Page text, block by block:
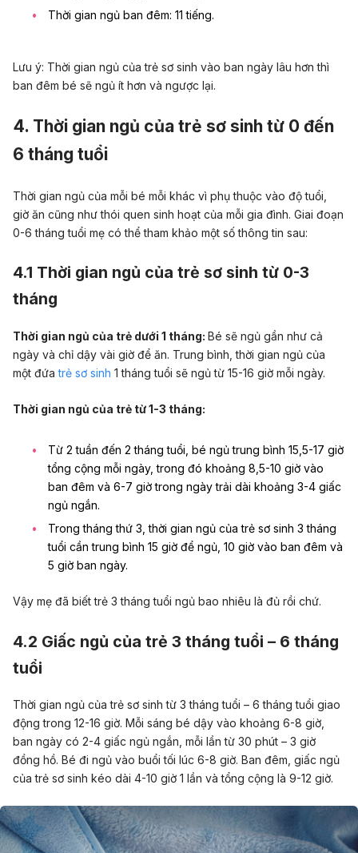
Thời gian ngủ ban đêm: 11 tiếng.
Lưu ý: Thời gian ngủ của trẻ sơ sinh vào ban ngày lâu hơn thì
ban đêm bé sẽ ngủ ít hơn và ngược lại.
4. Thời gian ngủ của trẻ sơ sinh từ 0 đến
6 tháng tuổi
Thời gian ngủ của mỗi bé mỗi khác vì phụ thuộc vào độ tuổi,
giờ ăn cũng như thói quen sinh hoạt của mỗi gia đình. Giai đoạn
0-6 tháng tuổi mẹ có thể tham khảo một số thông tin sau:
4.1 Thời gian ngủ của trẻ sơ sinh từ 0-3
tháng
Thời gian ngủ của trẻ dưới 1 tháng: Bé sẽ ngủ gần như cả
ngày và chỉ dậy vài giờ để ăn. Trung bình, thời gian ngủ của
một đứatrẻ sơ sinh 1 tháng tuổi sẽ ngủ từ 15-16 giờ mỗi ngày.
Thời gian ngủ của trẻ từ 1-3 tháng:
Từ 2 tuần đến 2 tháng tuổi, bé ngủ trung bình 15,5-17 giờ
tổng cộng mỗi ngày, trong đó khoảng 8,5-10 giờ vào
ban đêm và 6-7 giờ trong ngày trải dài khoảng 3-4 giấc
ngủ ngắn.
Trong tháng thứ 3, thời gian ngủ của trẻ sơ sinh 3 tháng
tuổi cần trung bình 15 giờ để ngủ, 10 giờ vào ban đêm và
5 giờ ban ngày.
Vậy mẹ đã biết trẻ 3 tháng tuổi ngủ bao nhiêu là đủ rồi chứ.
4.2 Giấc ngủ của trẻ 3 tháng tuổi – 6 tháng
tuổi
Thời gian ngủ của trẻ sơ sinh từ 3 tháng tuổi – 6 tháng tuổi giao
động trong 12-16 giờ. Mỗi sáng bé dậy vào khoảng 6-8 giờ,
ban ngày có 2-4 giấc ngủ ngắn, mỗi lần từ 30 phút – 3 giờ
đồng hồ. Bé đi ngủ vào buổi tối lúc 6-8 giờ. Ban đêm, giấc ngủ
của trẻ sơ sinh kéo dài 4-10 giờ 1 lần và tổng cộng là 9-12 giờ.